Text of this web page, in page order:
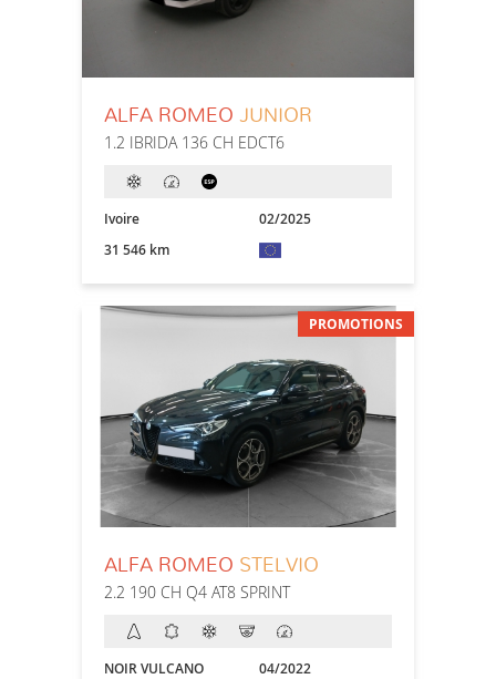
ALFA ROMEO JUNIOR
1.2 IBRIDA 136 CH EDCT6
Ivoire
02/2025
31 546 km
PROMOTIONS
ALFA ROMEO STELVIO
2.2 190 CH Q4 AT8 SPRINT
NOIR VULCANO
04/2022